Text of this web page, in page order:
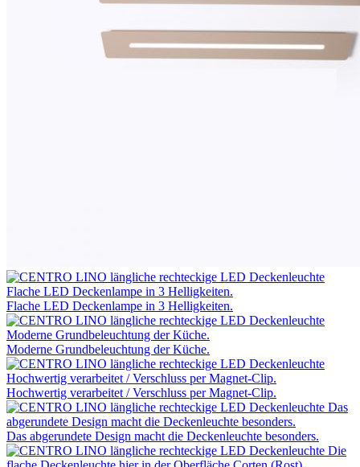
Flache LED Deckenlampe in 3 Helligkeiten.
Moderne Grundbeleuchtung der Küche.
Hochwertig verarbeitet / Verschluss per Magnet-Clip.
Das abgerundete Design macht die Deckenleuchte besonders.